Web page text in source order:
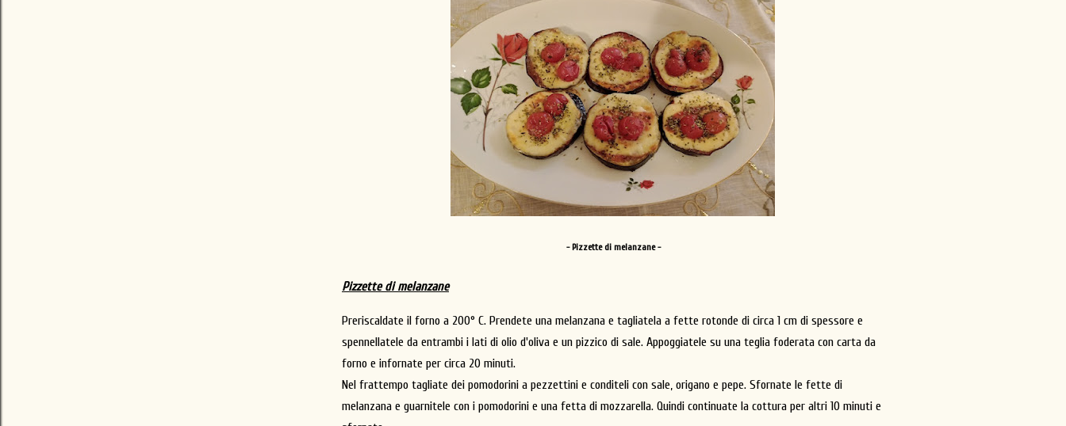
- Pizzette di melanzane -
Pizzette di melanzane
Preriscaldate il forno a 200° C. Prendete una melanzana e tagliatela a fette rotonde di circa 1 cm di spessore e
spennellatele da entrambi i lati di olio d'oliva e un pizzico di sale. Appoggiatele su una teglia foderata con carta da
forno e infornate per circa 20 minuti.
Nel frattempo tagliate dei pomodorini a pezzettini e conditeli con sale, origano e pepe. Sfornate le fette di
melanzana e guarnitele con i pomodorini e una fetta di mozzarella. Quindi continuate la cottura per altri 10 minuti e